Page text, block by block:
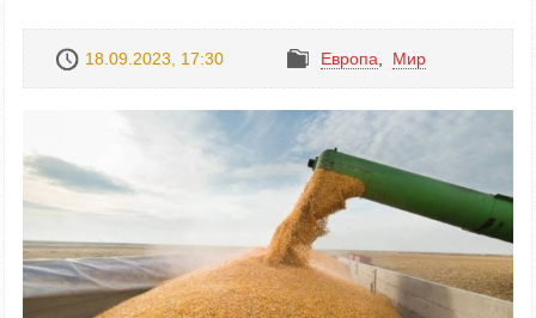
18.09.2023, 17:30 Европа Mир